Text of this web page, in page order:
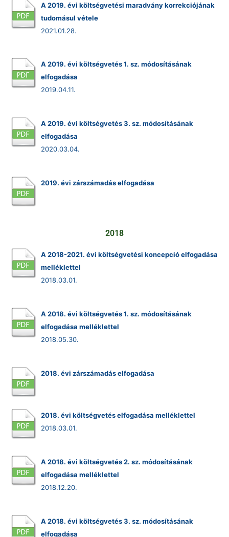
A 2019. évi költségvetési maradvány korrekciójának
tudomásul vétele
2021.01.28.
A 2019. évi költségvetés 1. sz. módosításának
elfogadása
2019.04.11.
A 2019. évi költségvetés 3. sz. módosításának
elfogadása
2020.03.04.
2019. évi zárszámadás elfogadása
2018
A 2018-2021. évi költségvetési koncepció elfogadása
melléklettel
2018.03.01.
A 2018. évi költségvetés 1. sz. módosításának
elfogadása melléklettel
2018.05.30.
2018. évi zárszámadás elfogadása
2018. évi költségvetés elfogadása melléklettel
2018.03.01.
A 2018. évi költségvetés 2. sz. módosításának
elfogadása melléklettel
2018.12.20.
A 2018. évi költségvetés 3. sz. módosításának
elfogadása